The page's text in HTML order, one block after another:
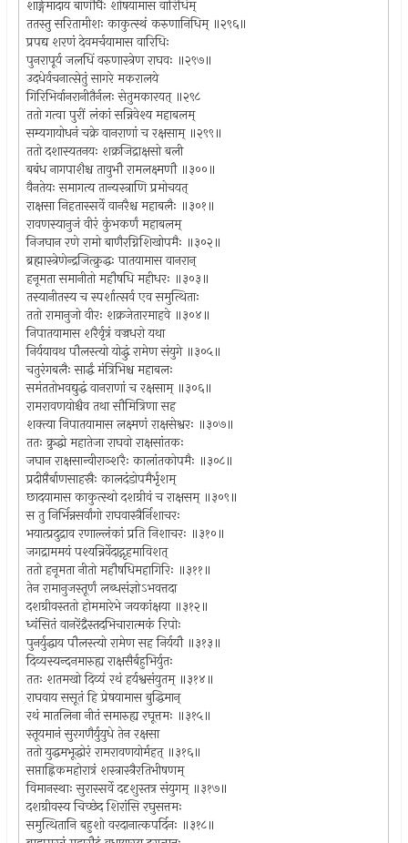
शार्ङ्गमादाय बाणौघैः शोषयामास वारिधिम्
ततस्तु सरितामीशः काकुत्स्थं करुणानिधिम् ॥२९६॥
प्रपद्य शरणं देवमर्चयामास वारिधिः
पुनरापूर्य जलधिं वरुणास्त्रेण राघवः ॥२९७॥
उदधेर्वचनात्सेतुं सागरे मकरालये
गिरिभिर्वानरानीतैर्नलः सेतुमकारयत् ॥२९८
ततो गत्वा पुरीं लंकां सन्निवेश्य महाबलम्
सम्यगायोधनं चक्रे वानराणां च रक्षसाम् ॥२९९॥
ततो दशास्यतनयः शक्रजिद्राक्षसो बली
बबंध नागपाशैश्च तावुभौ रामलक्ष्मणौ ॥३००॥
वैनतेयः समागत्य तान्यस्त्राणि प्रमोचयत्
राक्षसा निहतास्सर्वे वानरैश्च महाबलैः ॥३०१॥
रावणस्यानुजं वीरं कुंभकर्णं महाबलम्
निजघान रणे रामो बाणैरग्निशिखोपमैः ॥३०२॥
ब्रह्मास्त्रेणेन्द्रजित्क्रुद्धः पातयामास वानरान्
हनूमता समानीतो महौषधि महीधरः ॥३०३॥
तस्यानीतस्य च स्पर्शात्सर्व एव समुत्थिताः
ततो रामानुजो वीरः शक्रजेतारमाहवे ॥३०४॥
निपातयामास शरैर्वृत्रं वज्रधरो यथा
निर्ययावथ पौलस्त्यो योद्धुं रामेण संयुगे ॥३०५॥
चतुरंगबलैः सार्द्धं मंत्रिभिश्च महाबलः
समंततोभवद्युद्धं वानराणां च रक्षसाम् ॥३०६॥
रामरावणयोश्चैव तथा सौमित्रिणा सह
शक्त्या निपातयामास लक्ष्मणं राक्षसेश्वरः ॥३०७॥
ततः क्रुद्धो महातेजा राघवो राक्षसांतकः
जघान राक्षसान्वीराञ्शरैः कालांतकोपमैः ॥३०८॥
प्रदीप्तैर्बाणसाहस्रैः कालदंडोपमैर्भृशम्
छादयामास काकुत्स्थो दशग्रीवं च राक्षसम् ॥३०९॥
स तु निर्भिन्नसर्वांगो राघवास्त्रैर्निशाचरः
भयात्प्रदुद्राव रणाल्लंकां प्रति निशाचरः ॥३१०॥
जगद्राममयं पश्यन्निर्वेदाद्गृहमाविशत्
ततो हनूमता नीतो महौषधिमहागिरिः ॥३११॥
तेन रामानुजस्तूर्णं लब्धसंज्ञोऽभवत्तदा
दशग्रीवस्ततो होममारेभे जयकांक्षया ॥३१२॥
ध्वंसितं वानरेंद्रैस्तदभिचारात्मकं रिपोः
पुनर्युद्धाय पौलस्त्यो रामेण सह निर्ययौ ॥३१३॥
दिव्यस्यन्दनमारुह्य राक्षसैर्बहुभिर्युतः
ततः शतमखो दिव्यं रथं हर्यश्वसंयुतम् ॥३१४॥
राघवाय ससूतं हि प्रेषयामास बुद्धिमान्
रथं मातलिना नीतं समारुह्य रघूत्तमः ॥३१५॥
स्तूयमानं सुरगणैर्युयुधे तेन रक्षसा
ततो युद्धमभूद्धोरं रामरावणयोर्महत् ॥३१६॥
सप्ताह्निकमहोरात्रं शस्त्रास्त्रैरतिभीषणम्
विमानस्थाः सुरास्सर्वे ददृशुस्तत्र संयुगम् ॥३१७॥
दशग्रीवस्य चिच्छेद शिरांसि रघुसत्तमः
समुत्थितानि बहुशो वरदानात्कपर्दिनः ॥३१८॥